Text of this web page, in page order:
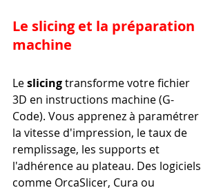
Le slicing et la préparation
machine
Le slicing transforme votre fichier
3D en instructions machine (G-
Code). Vous apprenez à paramétrer
la vitesse d'impression, le taux de
remplissage, les supports et
l'adhérence au plateau. Des logiciels
comme OrcaSlicer, Cura ou